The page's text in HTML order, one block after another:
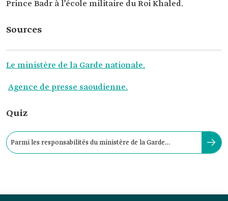
Prince Badr à l’école militaire du Roi Khaled.
Sources
Le ministère de la Garde nationale.
Agence de presse saoudienne.
Quiz
Parmi les responsabilités du ministère de la Garde